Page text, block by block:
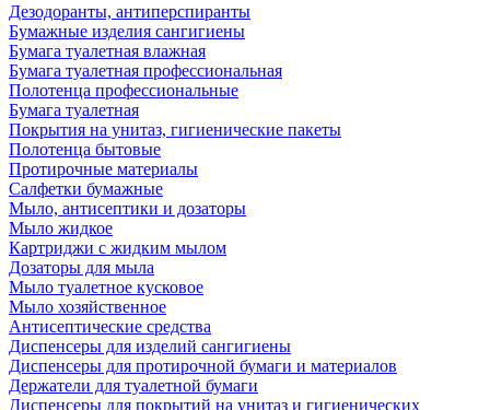
Дезодоранты, антиперспиранты
Бумажные изделия сангигиены
Бумага туалетная влажная
Бумага туалетная профессиональная
Полотенца профессиональные
Бумага туалетная
Покрытия на унитаз, гигиенические пакеты
Полотенца бытовые
Протирочные материалы
Салфетки бумажные
Мыло, антисептики и дозаторы
Мыло жидкое
Картриджи с жидким мылом
Дозаторы для мыла
Мыло туалетное кусковое
Мыло хозяйственное
Антисептические средства
Диспенсеры для изделий сангигиены
Диспенсеры для протирочной бумаги и материалов
Держатели для туалетной бумаги
Диспенсеры для покрытий на унитаз и гигиенических